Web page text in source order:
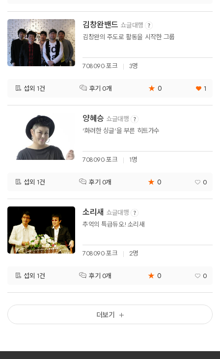
김창완밴드 쇼글대행
김창완의 주도로 활동을 시작한 그룹
708090·포크 3명
섭외 1건 후기 0개 ★ 0 1
양혜승 쇼글대행
'화려한 싱글'을 부른 히트가수
708090·포크 1명
섭외 1건 후기 0개 ★ 0 0
소리새 쇼글대행
추억의 특급듀오! 소리새
708090·포크 2명
섭외 1건 후기 0개 ★ 0 0
더보기